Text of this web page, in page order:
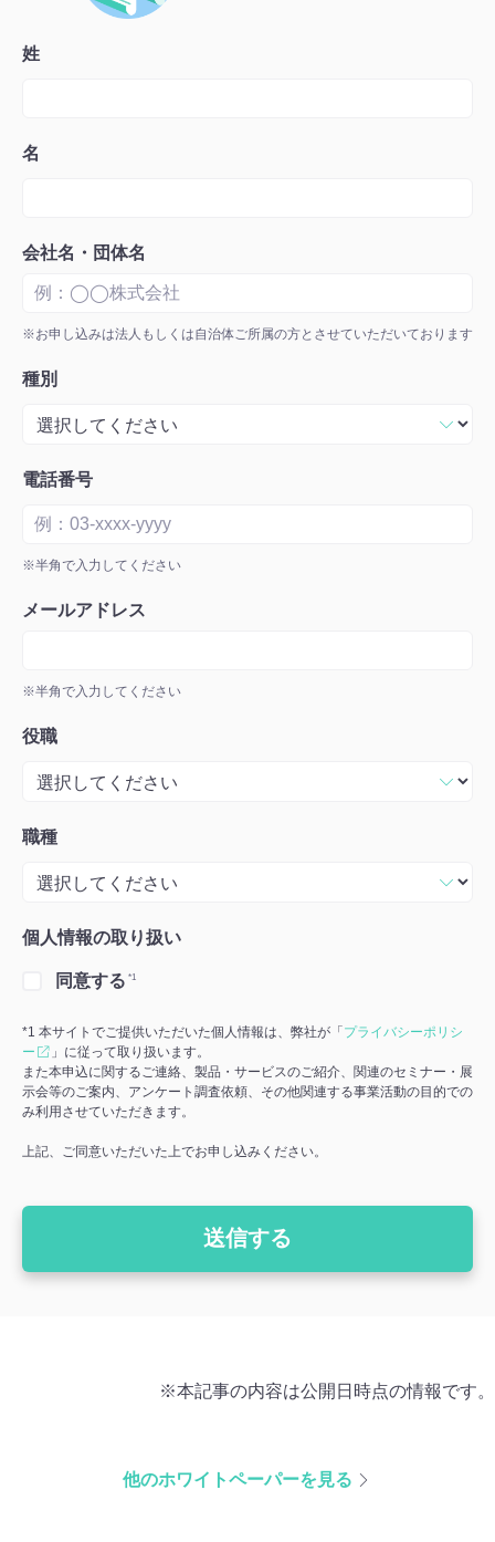
姓
名
会社名・団体名
※お申し込みは法人もしくは自治体ご所属の方とさせていただいております
種別
電話番号
※半角で入力してください
メールアドレス
※半角で入力してください
役職
職種
個人情報の取り扱い
同意する
*1 本サイトでご提供いただいた個人情報は、弊社が「プライバシーポリシ
ー
」に従って取り扱います。
また本申込に関するご連絡、製品・サービスのご紹介、関連のセミナー・展
示会等のご案内、アンケート調査依頼、その他関連する事業活動の目的での
み利用させていただきます。
上記、ご同意いただいた上でお申し込みください。
※本記事の内容は公開日時点の情報です。
他のホワイトペーパーを見る